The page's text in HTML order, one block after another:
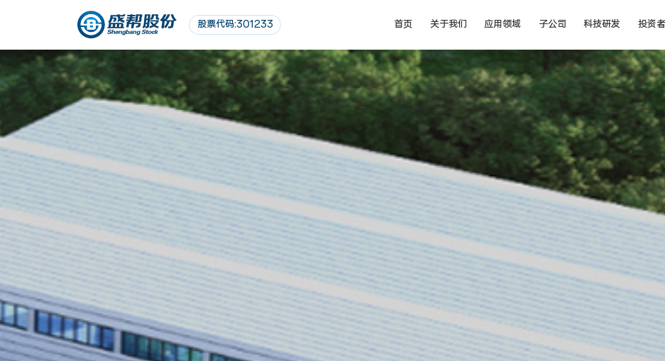
股票代码:301233 首页 关于我们
企业简介
大事记
资质荣誉
社会责任
企业文化
可持续发展
应用领域
汽车
电气
子公司
成都盛帮双核科技有限公司
成都盛帮核盾新材料有限公司
科技研发
科技研发
投资